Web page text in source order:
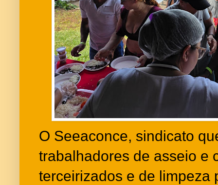
O Seeaconce, sindicato
trabalhadores de asseio e
terceirizados e de limpeza